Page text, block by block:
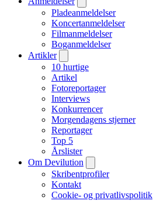
Pladeanmeldelser
Koncertanmeldelser
Filmanmeldelser
Boganmeldelser
Artikler
10 hurtige
Artikel
Fotoreportager
Interviews
Konkurrencer
Morgendagens stjerner
Reportager
Top 5
Årslister
Om Devilution
Skribentprofiler
Kontakt
Cookie- og privatlivspolitik